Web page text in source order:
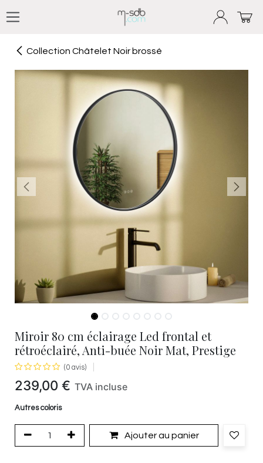
Collection Châtelet Noir brossé
Miroir 80 cm éclairage Led frontal et
rétroéclairé, Anti-buée Noir Mat, Prestige
(0 avis)
239,00 € TVA incluse
Autres coloris
Ajouter au panier